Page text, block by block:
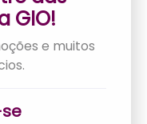
GIO!
e muitos